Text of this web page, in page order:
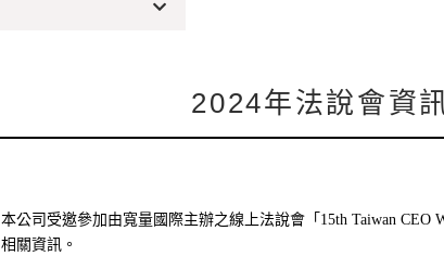
2024年法說會資
本公司受邀參加由寬量國際主辦之線上法說會「15th Taiwan CEO
相關資訊。